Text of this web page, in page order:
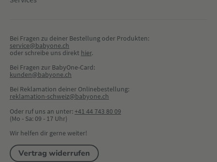
Bei Fragen zu deiner Bestellung oder Produkten:
service@babyone.ch
oder schreibe uns direkt hier.
Bei Fragen zur BabyOne-Card:
kunden@babyone.ch
Bei Reklamation deiner Onlinebestellung:
reklamation-schweiz@babyone.ch
Oder ruf uns an unter:+41 44 743 80 09
(Mo - Sa: 09 - 17 Uhr)
Wir helfen dir gerne weiter!
Vertrag widerrufen